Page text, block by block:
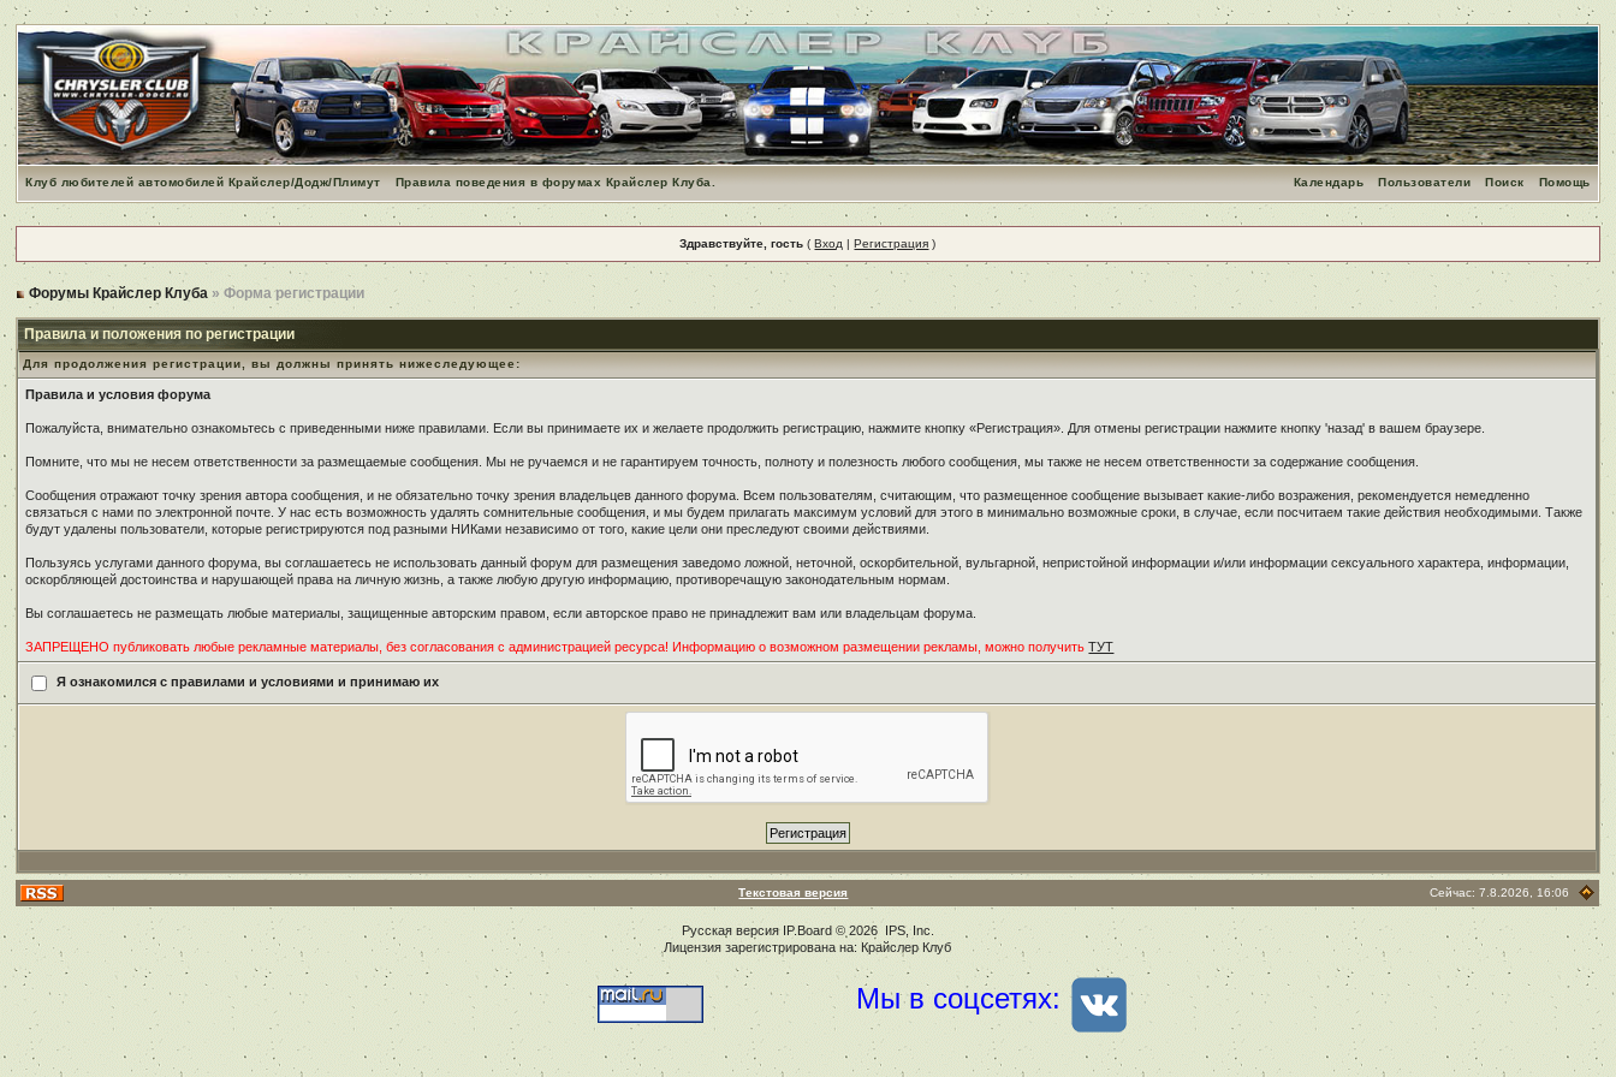
Клуб любителей автомобилей Крайслер/Додж/Плимут Правила поведения в форумах Крайслер Клуба. Помощь
Поиск
Пользователи
Календарь
Здравствуйте, гость (Вход |Регистрация )
Форумы Крайслер Клуба » Форма регистрации
Правила и положения по регистрации
Для продолжения регистрации, вы должны принять нижеследующее:
Правила и условия форума
Пожалуйста, внимательно ознакомьтесь с приведенными ниже правилами. Если вы принимаете их и желаете продолжить регистрацию, нажмите кнопку «Регистрация». Для отмены регистрации нажмите кнопку 'назад' в вашем браузере.
Помните, что мы не несем ответственности за размещаемые сообщения. Мы не ручаемся и не гарантируем точность, полноту и полезность любого сообщения, мы также не несем ответственности за содержание сообщения.
Сообщения отражают точку зрения автора сообщения, и не обязательно точку зрения владельцев данного форума. Всем пользователям, считающим, что размещенное сообщение вызывает какие-либо возражения, рекомендуется немедленно
связаться с нами по электронной почте. У нас есть возможность удалять сомнительные сообщения, и мы будем прилагать максимум условий для этого в минимально возможные сроки, в случае, если посчитаем такие действия необходимыми. Также
будут удалены пользователи, которые регистрируются под разными НИКами независимо от того, какие цели они преследуют своими действиями.
Пользуясь услугами данного форума, вы соглашаетесь не использовать данный форум для размещения заведомо ложной, неточной, оскорбительной, вульгарной, непристойной информации и/или информации сексуального характера, информации,
оскорбляющей достоинства и нарушающей права на личную жизнь, а также любую другую информацию, противоречащую законодательным нормам.
Вы соглашаетесь не размещать любые материалы, защищенные авторским правом, если авторское право не принадлежит вам или владельцам форума.
ЗАПРЕЩЕНО публиковать любые рекламные материалы, без согласования с администрацией ресурса! Информацию о возможном размещении рекламы, можно получитьТУТ
Я ознакомился с правилами и условиями и принимаю их
Текстовая версия Сейчас: 7.8.2026, 16:06
Русская версия IP.Board© 2026 IPS, Inc
Лицензия зарегистрирована на: Крайслер Клуб
Мы в соцсетях: